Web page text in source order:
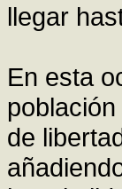
llegar
En esta
de